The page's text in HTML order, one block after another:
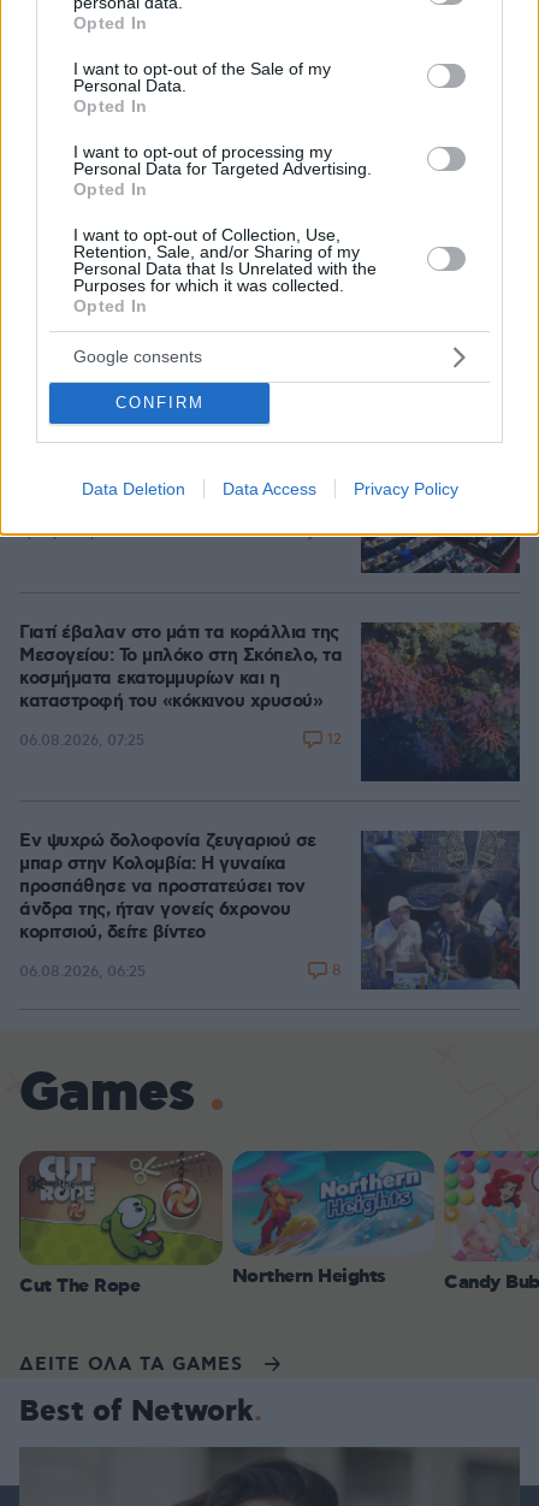
grant or deny consent to Google and its third-party tags to
use your data for below specified purposes in below Google
consent section.
Opted In
I want to opt-out of the Sale of my
Personal Data.
Opted In
I want to opt-out of processing my
Personal Data for Targeted Advertising.
Opted In
I want to opt-out of Collection, Use,
Retention, Sale, and/or Sharing of my
Personal Data that Is Unrelated with the
Purposes for which it was collected.
Opted In
Google consents
CONFIRM
Data Deletion Data Access Privacy Policy
Νεαρή γυναίκα με ακατέργαστη
ομορφιά από την Αιθιοπία έγινε viral,
της από μακιγιέρ
06.08.2026, 09:18
Κώστα Σόμμερ: Ανησυχώ μήπως
ξεχάσει πόσο πολύ τον χρειαζόμαστε
και πόσο τον αγαπάμε
Το μεγάλο παζάρι με τους
ανεξάρτητους: Με ποια κόμματα
έχουν στέγη
πριν μία ώρα 13
Γιατί έβαλαν στο μάτι τα κοράλλια της
Μεσογείου: Το μπλόκο στη Σκόπελο, τα
κοσμήματα εκατομμυρίων και η
καταστροφή του «κόκκινου χρυσού»
06.08.2026, 07:25 12
Εν ψυχρώ δολοφονία ζευγαριού σε
μπαρ στην Κολομβία: Η γυναίκα
προσπάθησε να προστατεύσει τον
άνδρα της, ήταν γονείς 6χρονου
κοριτσιού, δείτε βίντεο
06.08.2026, 06:25 8
Games
Cut The Rope Northern Heights Candy
ΔΕΙΤΕ ΟΛΑ ΤΑ GAMES
Best of Network